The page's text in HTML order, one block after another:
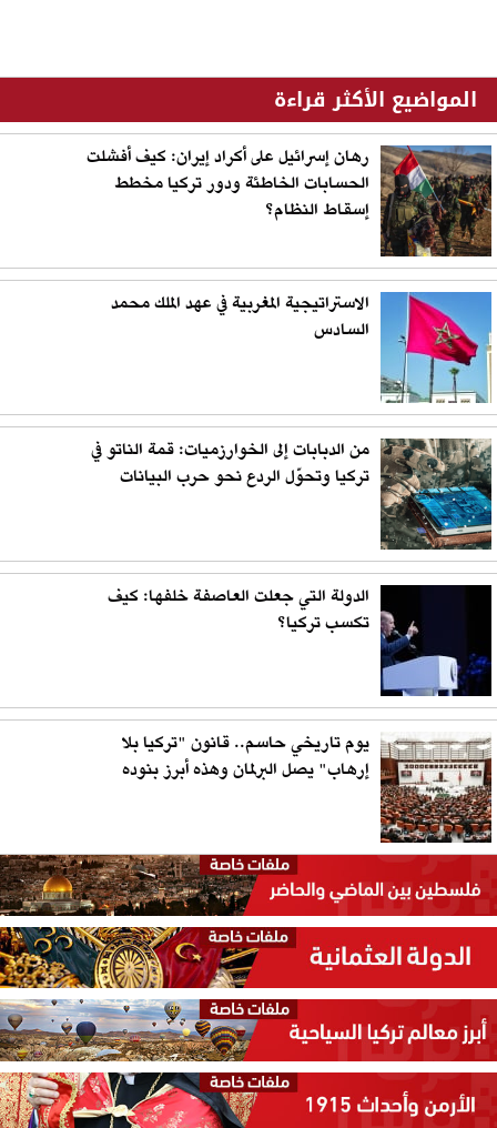
المواضيع الأكثر قراءة
رهان إسرائيل على أكراد إيران: كيف أفشلت
الحسابات الخاطئة ودور تركيا مخطط
إسقاط النظام؟
الاستراتيجية المغربية في عهد الملك محمد
السادس
من الدبابات إلى الخوارزميات: قمة الناتو في
تركيا وتحوّل الردع نحو حرب البيانات
الدولة التي جعلت العاصفة خلفها: كيف
تكسب تركيا؟
يوم تاريخي حاسم.. قانون "تركيا بلا
إرهاب" يصل البرلمان وهذه أبرز بنوده